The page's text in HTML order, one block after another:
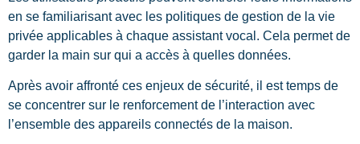
en se familiarisant avec les politiques de gestion de la vie
privée applicables à chaque assistant vocal. Cela permet de
garder la main sur qui a accès à quelles données.
Après avoir affronté ces enjeux de sécurité, il est temps de
se concentrer sur le renforcement de l’interaction avec
l’ensemble des appareils connectés de la maison.